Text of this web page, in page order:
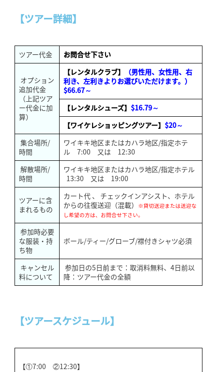
【ツアー詳細】
ツアー代金 お問合せ下さい
オプション
追加代金
（上記ツア
ー代金に加
算）
【レンタルクラブ】
（男性用、女性用、右
利き、左利きよりお選びいただけます。）
$66.67～
【レンタルシューズ】 $16.79～
【ワイケレショッピングツアー】 $20～
集合場所/
時間
ワイキキ地区またはカハラ地区/指定ホテ
ル 7:00 又は 12:30
解散場所/
時間
ワイキキ地区またはカハラ地区/指定ホテル
13:30 又は 19:00
ツアーに含
まれるもの
カート代 、 チェックインアシスト、ホテル
からの往復送迎（混載）
※貸切送迎または送迎な
し希望の方は、お問合せ下さい。
参加時必要
な服装・持
ち物
ボール/ティー/グローブ/襟付きシャツ必須
キャンセル
料について
参加日の5日前まで：取消料無料、4日前以
降：ツアー代金の全額
【ツアースケジュール】
【①7:00 ②12:30】